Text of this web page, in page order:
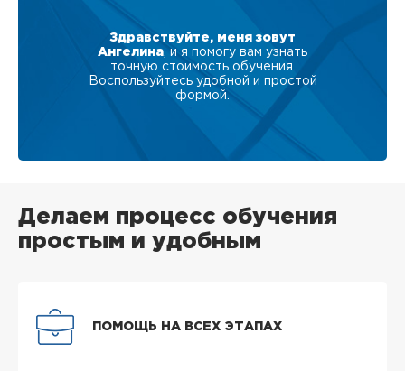
Здравствуйте, меня зовут
Ангелина , и я помогу вам узнать
точную стоимость обучения.
Воспользуйтесь удобной и простой
формой.
Делаем процесс обучения
простым и удобным
ПОМОЩЬ НА ВСЕХ ЭТАПАХ